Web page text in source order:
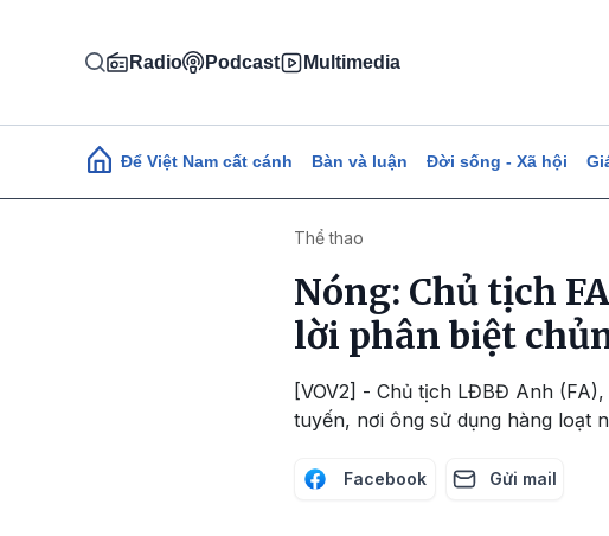
Radio Podcast Multimedia
Main navigation
Để Việt Nam cất cánh Bàn và luận Đời sống - Xã hội
Thể thao
Nóng: Chủ tịch
lời phân biệt
[VOV2] - Chủ tịch LĐBĐ Anh
tuyến, nơi ông sử dụng hàng loạt
Facebook Gửi mail